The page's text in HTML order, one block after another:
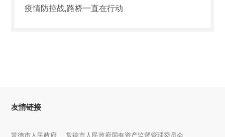
疫情防控战,路桥一直在行动
友情链接
常德市人民政府 常德市人民政府国有资产监督管理委员会